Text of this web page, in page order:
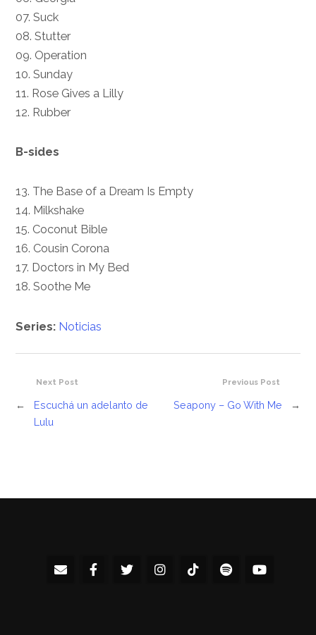
07. Suck
08. Stutter
09. Operation
10. Sunday
11. Rose Gives a Lilly
12. Rubber
B-sides
13. The Base of a Dream Is Empty
14. Milkshake
15. Coconut Bible
16. Cousin Corona
17. Doctors in My Bed
18. Soothe Me
Series: Noticias
Previous Post
Seapony – Go With Me →
Next Post
←
Escuchá un adelanto de
Lulu